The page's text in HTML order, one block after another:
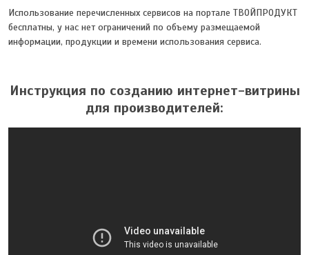
Использование перечисленных сервисов на портале ТВОЙПРОДУКТ
бесплатны, у нас нет ограничений по объему размещаемой
информации, продукции и времени использования сервиса.
Инструкция по созданию интернет-витрины
для производителей: